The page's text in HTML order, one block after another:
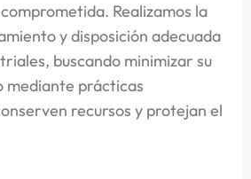
Realizamos la
y disposición adecuada
buscando minimizar su
mediante prácticas
recursos y protejan el